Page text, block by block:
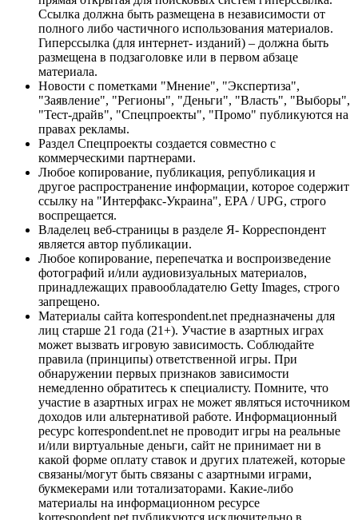
Ссылка должна быть размещена в независимости от
полного либо частичного использования материалов.
Гиперссылка (для интернет- изданий) – должна быть
размещена в подзаголовке или в первом абзаце
материала.
Новости с пометками "Мнение", "Экспертиза",
"Заявление", "Регионы", "Деньги", "Власть", "Выборы",
"Тест-драйв", "Спецпроекты", "Промо" публикуются на
правах рекламы.
Раздел Спецпроекты создается совместно с
коммерческими партнерами.
Любое копирование, публикация, републикация и
другое распространение информации, которое содержит
ссылку на "Интерфакс-Украина", EPA / UPG, строго
воспрещается.
Владелец веб-страницы в разделе Я- Корреспондент
является автор публикации.
Любое копирование, перепечатка и воспроизведение
фотографий и/или аудиовизуальных материалов,
принадлежащих правообладателю Getty Images, строго
запрещено.
Материалы сайта korrespondent.net предназначены для
лиц старше 21 года (21+). Участие в азартных играх
может вызвать игровую зависимость. Соблюдайте
правила (принципы) ответственной игры. При
обнаружении первых признаков зависимости
немедленно обратитесь к специалисту. Помните, что
участие в азартных играх не может являться источником
доходов или альтернативой работе. Информационный
ресурс korrespondent.net не проводит игры на реальные
и/или виртуальные деньги, сайт не принимает ни в
какой форме оплату ставок и других платежей, которые
связаны/могут быть связаны с азартными играми,
букмекерами или тотализаторами. Какие-либо
материалы на информационном ресурсе
korrespondent.net публикуются исключительно в